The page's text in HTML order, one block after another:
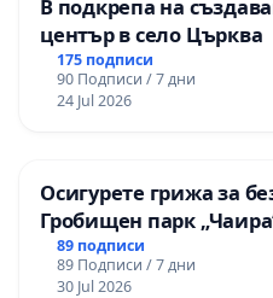
В подкрепа на
център в село Църква
175 подписи
90 Подписи / 7 дни
24 Jul 2026
Осигурете грижа за
Гробищен парк
89 подписи
89 Подписи / 7 дни
30 Jul 2026